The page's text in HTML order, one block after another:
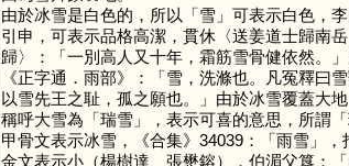
由於冰雪是白色的，所以「雪」可表示白色，
引申，可表示品格高潔，貫休〈送姜道士歸南
歸〉：「一別高人又十年，霜筋雪骨健依然。
《正字通．雨部》：「雪，洗滌也。凡冤釋曰
以雪先王之耻，孤之願也。」由於冰雪覆蓋大
稱呼大雪為「瑞雪」，表示可喜的意思，所謂
甲骨文表示冰雪，《合集》34039：「雨雪」，
金文表示小（楊樹達、張懋鎔），伯湄父簋：